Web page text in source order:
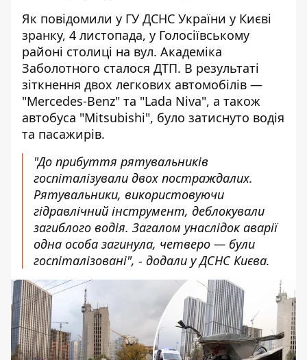
Як повідомили у ГУ ДСНС України у Києві
зранку, 4 листопада, у Голосіївському
районі столиці на вул. Академіка
Заболотного сталося ДТП. В результаті
зіткнення двох легкових автомобілів —
"Mercedes-Benz" та "Lada Niva", а також
автобуса "Mitsubishi", було затиснуто водія
та пасажирів.
"До прибуття рятувальників
госпіталізували двох постраждалих.
Рятувальники, використовуючи
гідравлічний інструмент, деблокували
загиблого водія. Загалом унаслідок аварії
одна особа загинула, четверо — були
госпіталізовані", - додали у ДСНС Києва.